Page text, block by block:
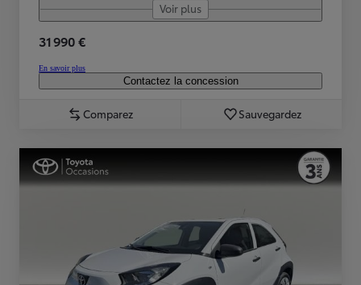
Voir plus
31 990 €
En savoir plus
Contactez la concession
Comparez Sauvegardez